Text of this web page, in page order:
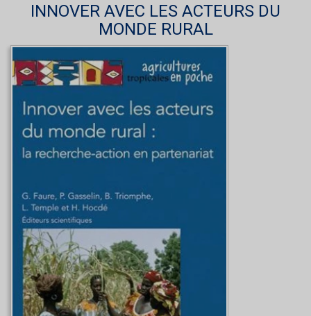
INNOVER AVEC LES ACTEURS DU
MONDE RURAL